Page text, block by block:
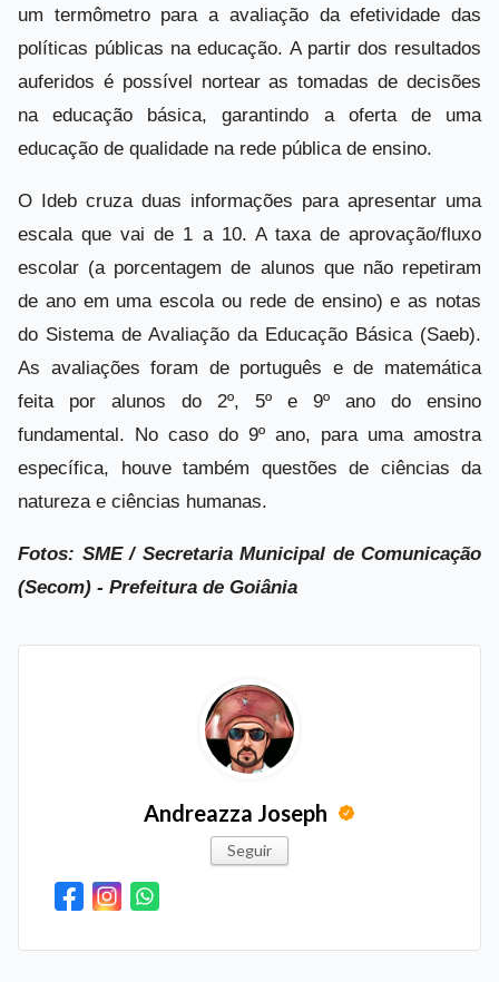
um termômetro para a avaliação da efetividade das
políticas públicas na educação. A partir dos resultados
auferidos é possível nortear as tomadas de decisões
na educação básica, garantindo a oferta de uma
educação de qualidade na rede pública de ensino.
O Ideb cruza duas informações para apresentar uma
escala que vai de 1 a 10. A taxa de aprovação/fluxo
escolar (a porcentagem de alunos que não repetiram
de ano em uma escola ou rede de ensino) e as notas
do Sistema de Avaliação da Educação Básica (Saeb).
As avaliações foram de português e de matemática
feita por alunos do 2º, 5º e 9º ano do ensino
fundamental. No caso do 9º ano, para uma amostra
específica, houve também questões de ciências da
natureza e ciências humanas.
Fotos: SME / Secretaria Municipal de Comunicação
(Secom) - Prefeitura de Goiânia
Andreazza Joseph
Seguir